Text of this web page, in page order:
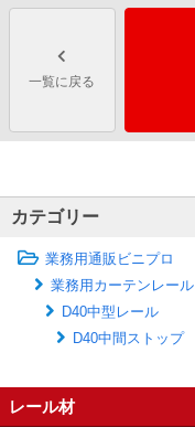
一覧に戻る
カテゴリー
業務用通販ビニプロ
業務用カーテンレール
D40中型レール
D40中間ストップ
レール材